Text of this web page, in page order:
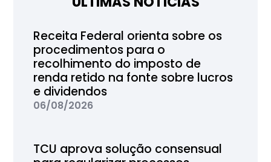
Receita Federal orienta sobre os
procedimentos para o
recolhimento do imposto de
renda retido na fonte sobre lucros
e dividendos
06/08/2026
TCU aprova solução consensual